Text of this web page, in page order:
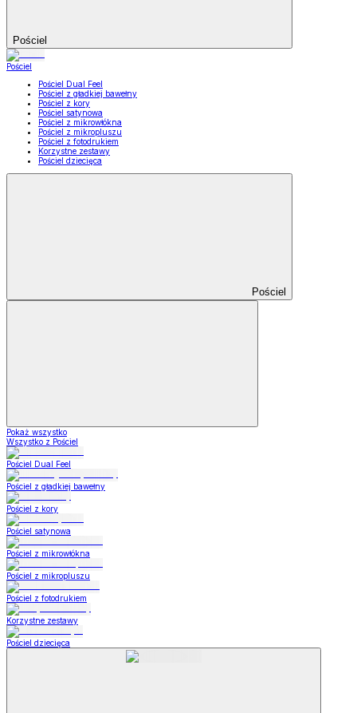
Pościel
Pościel
Pościel Dual Feel
Pościel z gładkiej bawełny
Pościel z kory
Pościel satynowa
Pościel z mikrowłókna
Pościel z mikropluszu
Pościel z fotodrukiem
Korzystne zestawy
Pościel dziecięca
Pościel
Pokaż wszystko
Wszystko z Pościel
Pościel Dual Feel
Pościel z gładkiej bawełny
Pościel z kory
Pościel satynowa
Pościel z mikrowłókna
Pościel z mikropluszu
Pościel z fotodrukiem
Korzystne zestawy
Pościel dziecięca